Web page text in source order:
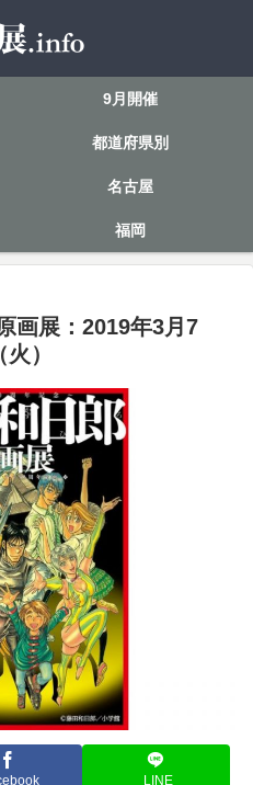
9月開催
都道府県別
名古屋
福岡
画展：2019年3月7
）
LINE